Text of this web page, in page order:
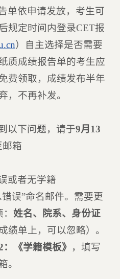
单依申请发放，考生可
规定时间内登录CET报
）自主选择是否需要
质成绩报告单的考生应
费领取，成绩发布半年
，不再补发。
以下问题，请于9月 13
邮箱
或者无学籍
误”命名邮件。需要更
姓名、院系、身份证
绩单上，可以忽略）。
：《学籍模板》 ，填写
。